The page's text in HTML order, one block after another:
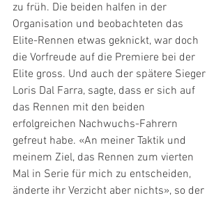
zu früh. Die beiden halfen in der
Organisation und beobachteten das
Elite-Rennen etwas geknickt, war doch
die Vorfreude auf die Premiere bei der
Elite gross. Und auch der spätere Sieger
Loris Dal Farra, sagte, dass er sich auf
das Rennen mit den beiden
erfolgreichen Nachwuchs-Fahrern
gefreut habe. «An meiner Taktik und
meinem Ziel, das Rennen zum vierten
Mal in Serie für mich zu entscheiden,
änderte ihr Verzicht aber nichts», so der